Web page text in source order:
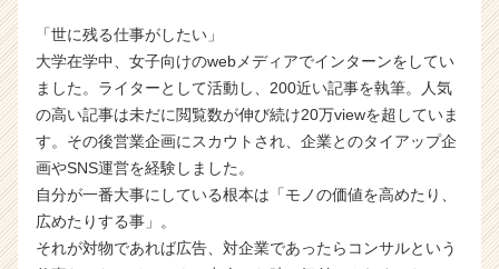
「世に残る仕事がしたい」
大学在学中、女子向けのwebメディアでインターンをしてい
ました。ライターとして活動し、200近い記事を執筆。人気
の高い記事は未だに閲覧数が伸び続け20万viewを超していま
す。その後営業企画にスカウトされ、企業とのタイアップ企
画やSNS運営を経験しました。
自分が一番大事にしている根本は「モノの価値を高めたり、
広めたりする事」。
それが対物であれば広告、対企業であったらコンサルという